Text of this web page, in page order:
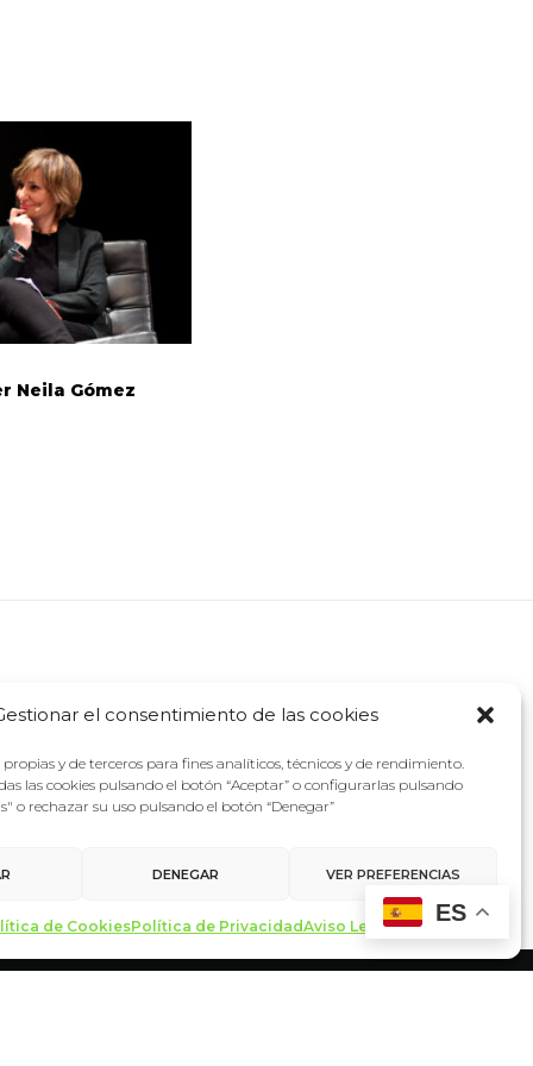
el consentimiento de las cookies
y de terceros para fines analíticos, técnicos y de rendimiento.
las cookies pulsando el botón “Aceptar” o configurarlas pulsando
o rechazar su uso pulsando el botón “Denegar”
DENEGAR VER PREFERENCIAS
de CookiesPolítica de PrivacidadAviso Legal
Neila Gómez
ES